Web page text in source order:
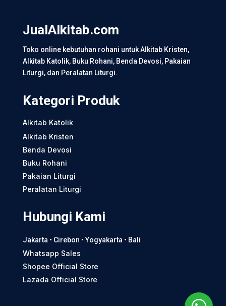
JualAlkitab.com
Toko online kebutuhan rohani untuk Alkitab Kristen,
Alkitab Katolik, Buku Rohani, Benda Devosi, Pakaian
Liturgi, dan Peralatan Liturgi.
Kategori Produk
Alkitab Katolik
Alkitab Kristen
Benda Devosi
Buku Rohani
Pakaian Liturgi
Peralatan Liturgi
Hubungi Kami
Jakarta • Cirebon • Yogyakarta • Bali
Whatsapp Sales
Shopee Official Store
Lazada Official Store